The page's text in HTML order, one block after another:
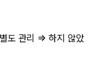
도 관리 => 하지 않았